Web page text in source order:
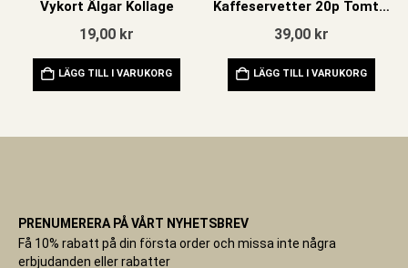
Vykort Älgar Kollage
19,00 kr
LÄGG TILL I VARUKORG
Kaffeservetter 20p Tomte Domherrar
39,00 kr
LÄGG TILL I VARUKORG
PRENUMERERA PÅ VÅRT NYHETSBREV
Få 10% rabatt på din första order och missa inte några
erbjudanden eller rabatter